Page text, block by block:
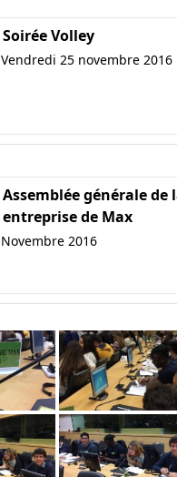
Soirée Volley
Vendredi 25 novembre 2016
Assemblée générale de
entreprise de Max
Novembre 2016